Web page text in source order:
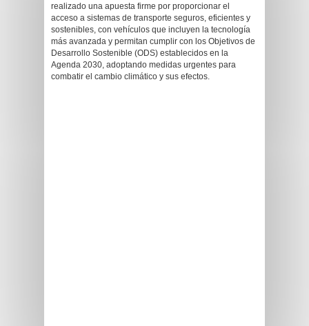
realizado una apuesta firme por proporcionar el
acceso a sistemas de transporte seguros, eficientes y
sostenibles, con vehículos que incluyen la tecnología
más avanzada y permitan cumplir con los Objetivos de
Desarrollo Sostenible (ODS) establecidos en la
Agenda 2030, adoptando medidas urgentes para
combatir el cambio climático y sus efectos.